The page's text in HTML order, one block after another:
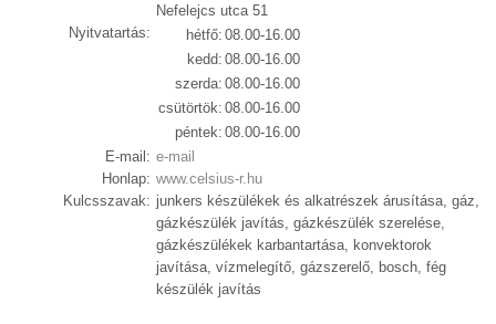
Nefelejcs utca 51
Nyitvatartás:
hétfő: 08.00-16.00
kedd: 08.00-16.00
szerda: 08.00-16.00
csütörtök: 08.00-16.00
péntek: 08.00-16.00
E-mail: e-mail
Honlap: www.celsius-r.hu
Kulcsszavak: junkers készülékek és alkatrészek árusítása, gáz,
gázkészülék javítás, gázkészülék szerelése,
gázkészülékek karbantartása, konvektorok
javítása, vízmelegítő, gázszerelő, bosch, fég
készülék javítás